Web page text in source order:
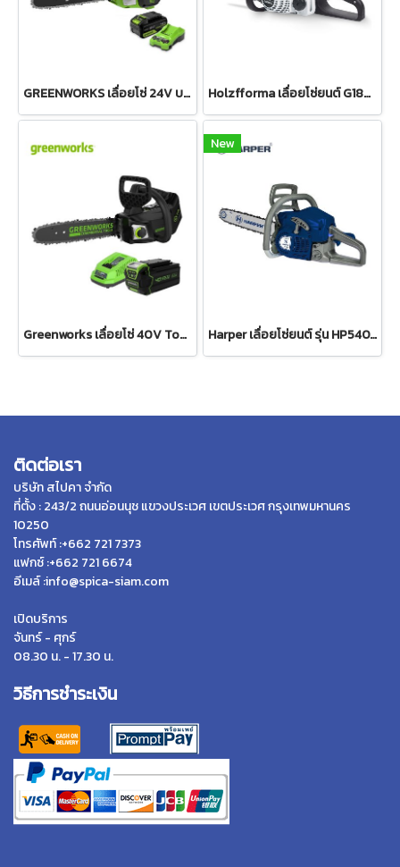
GREENWORKS เลื่อยโซ่ 24V บาร์ 10 นิ้ว พร้อมแบตเตอรี่(4 แอมป์)และแท่นชาร์จเร็ว Holzfforma เลื่อยโซ่ยนต์ G180E PRO
Greenworks เลื่อยโซ่ 40V Top Handle พร้อมแบตเตอรี่และแท่นชาร์จ
New
Harper เลื่อยโซ่ยนต์ รุ่น HP540, บาร์ 11.5 นิ้ว
ติดต่อเรา
บริษัท สไปคา จำกัด
ที่ตั้ง : 243/2 ถนนอ่อนนุช แขวงประเวศ เขตประเวศ กรุงเทพมหานคร
10250
โทรศัพท์ :+662 721 7373
แฟกซ์ :+662 721 6674
อีเมล์ :info@spica-siam.com
เปิดบริการ
จันทร์ - ศุกร์
08.30 น. - 17.30 น.
วิธีการชำระเงิน